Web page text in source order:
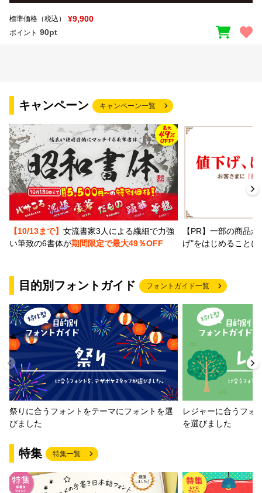
標準価格（税込） ¥9,900
ポイント 90pt
キャンペーン キャンペーン一覧
【10/13まで】 女流書家3人による繊細で力強
い筆致の6書体が期間限定で最大49％OFF
【PR】一部の商品
げ"をはじめること
目的別フォントガイド フォントガイド一覧
祭りに合うフォントをテーマにフォントを選
びました
レジャーに合うフォ
を選びました
特集 特集一覧